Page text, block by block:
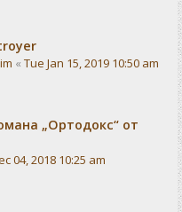
« Tue Jan 15, 2019 10:50 am
„Ортодокс“ от
04, 2018 10:25 am